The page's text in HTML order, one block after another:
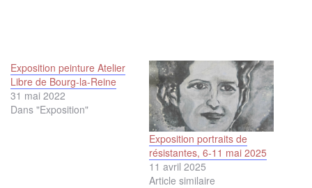
Exposition peinture Atelier
Libre de Bourg-la-Reine
31 mai 2022
Dans "Exposition"
Exposition portraits de
résistantes, 6-11 mai 2025
11 avril 2025
Article similaire